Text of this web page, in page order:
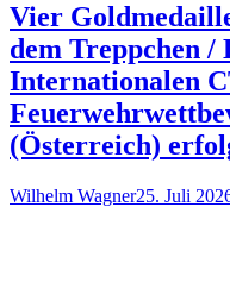
Vier
dem Treppchen /
Internationalen
(Österreich)
Wilhelm Wagner25. Juli